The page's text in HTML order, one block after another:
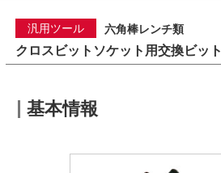
汎用ツール 六角棒レンチ類
クロスビットソケット用交換ビット
基本情報